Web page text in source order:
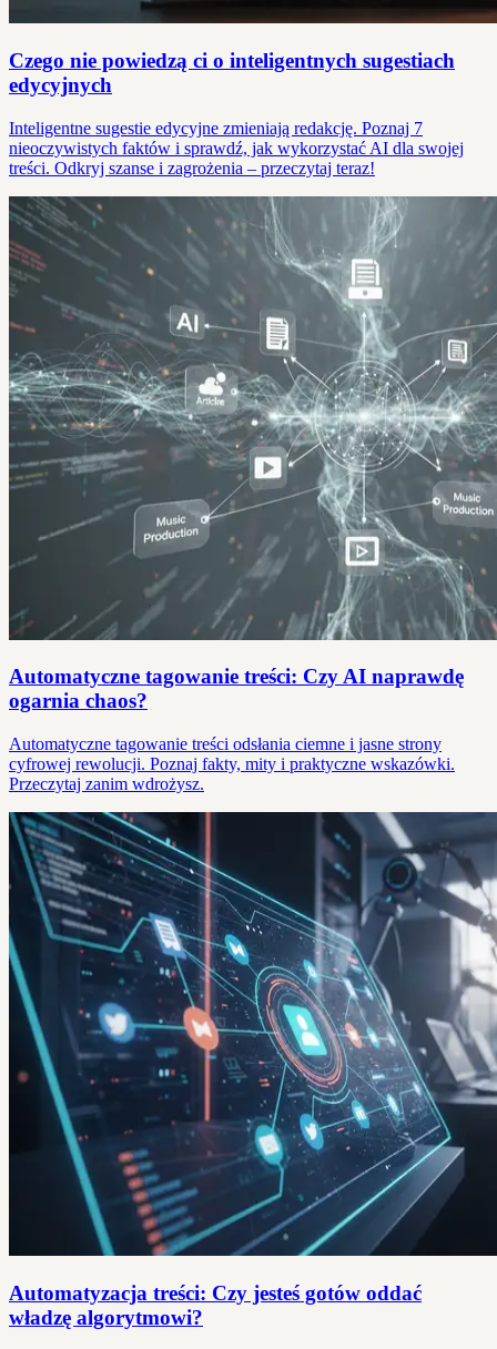
Czego nie powiedzą ci o inteligentnych sugestiach
edycyjnych
Inteligentne sugestie edycyjne zmieniają redakcję. Poznaj 7
nieoczywistych faktów i sprawdź, jak wykorzystać AI dla swojej
treści. Odkryj szanse i zagrożenia – przeczytaj teraz!
Automatyczne tagowanie treści: Czy AI naprawdę
ogarnia chaos?
Automatyczne tagowanie treści odsłania ciemne i jasne strony
cyfrowej rewolucji. Poznaj fakty, mity i praktyczne wskazówki.
Przeczytaj zanim wdrożysz.
Automatyzacja treści: Czy jesteś gotów oddać
władzę algorytmowi?